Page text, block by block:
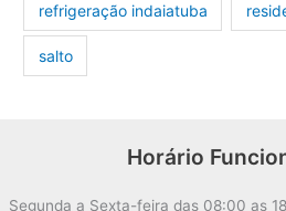
refrigeração indaiatuba
salto
Horário
Segunda a Sexta-feira das 08:00 as